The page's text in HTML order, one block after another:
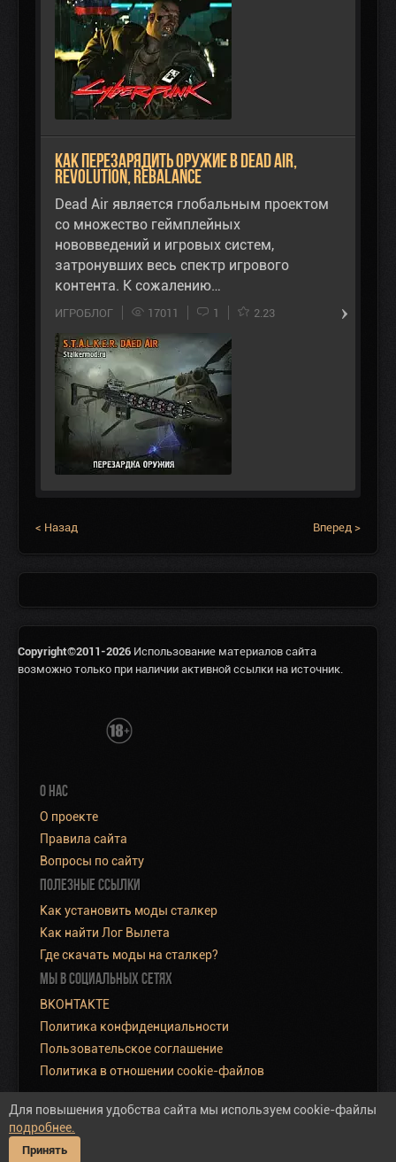
Как перезарядить оружие в Dead Air,
Revolution, Rebalance
Dead Air является глобальным проектом
со множество геймплейных
нововведений и игровых систем,
затронувших весь спектр игрового
контента. К сожалению…
ИГРОБЛОГ 17011 1 2.23
< Назад Вперед >
Copyright©2011-2026 Использование материалов сайта
возможно только при наличии активной ссылки на источник.
О НАС
О проекте
Правила сайта
Вопросы по сайту
ПОЛЕЗНЫЕ ССЫЛКИ
Как установить моды сталкер
Как найти Лог Вылета
Где скачать моды на сталкер?
МЫ В СОЦИАЛЬНЫХ СЕТЯХ
ВКОНТАКТЕ
Политика конфиденциальности
Пользовательское соглашение
Политика в отношении cookie-файлов
Для повышения удобства сайта мы используем cookie-файлы
подробнее.
Принять